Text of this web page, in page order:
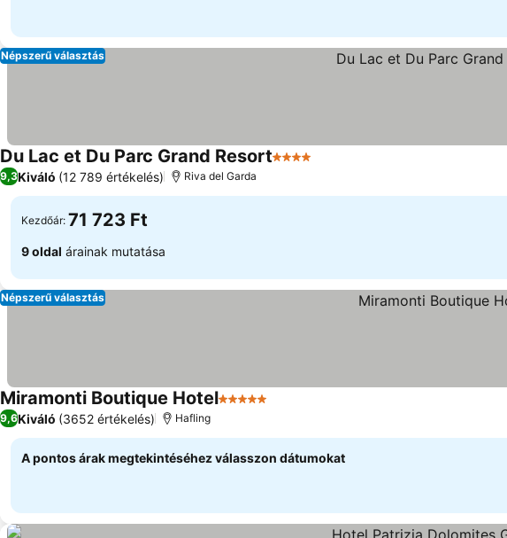
Népszerű választás
Du Lac et Du Parc Grand Resort4 Kategória
9,3Kiváló (12 789 értékelés) Riva del Garda
Kezdőár: 71 723 Ft
9 oldal árainak mutatása
Népszerű választás
Miramonti Boutique Hotel5 Kategória
9,6Kiváló (3652 értékelés) Hafling
A pontos árak megtekintéséhez válasszon dátumokat